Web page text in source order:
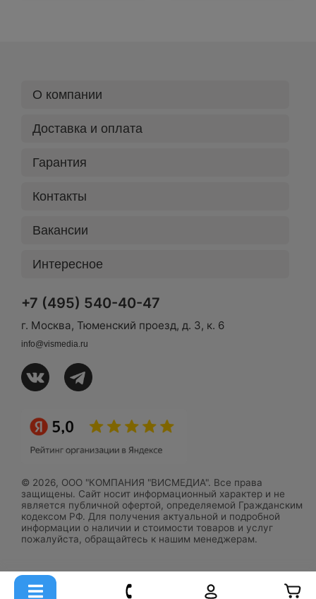
О компании
Доставка и оплата
Гарантия
Контакты
Вакансии
Интересное
+7 (495) 540-40-47
г. Москва, Тюменский проезд, д. 3, к. 6
info@vismedia.ru
© 2026, ООО "КОМПАНИЯ "ВИСМЕДИА". Все права
защищены. Сайт носит информационный характер и не
является публичной офертой, определяемой Гражданским
кодексом РФ. Для получения актуальной и подробной
информации о наличии и стоимости товаров и услуг
пожалуйста, обращайтесь к нашим менеджерам.